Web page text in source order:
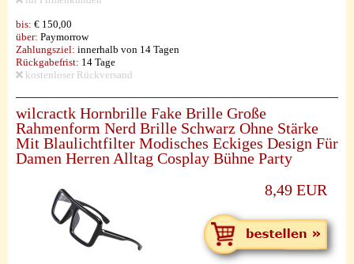
bis: € 150,00
über: Paymorrow
Zahlungsziel: innerhalb von 14 Tagen
Rückgabefrist: 14 Tage
kostenloser Rückversand
wilcractk Hornbrille Fake Brille Große
Rahmenform Nerd Brille Schwarz Ohne Stärke
Mit Blaulichtfilter Modisches Eckiges Design Für
Damen Herren Alltag Cosplay Bühne Party
8,49 EUR